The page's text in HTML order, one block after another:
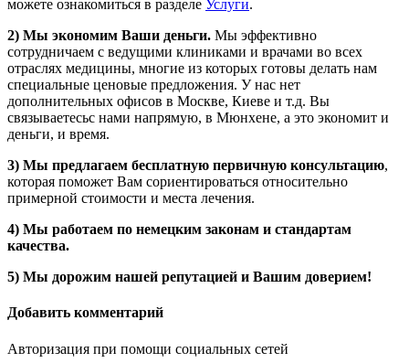
можете ознакомиться в разделе Услуги.
2) Мы экономим Ваши деньги. Мы эффективно
сотрудничаем с ведущими клиниками и врачами во всех
отраслях медицины, многие из которых готовы делать нам
специальные ценовые предложения. У нас нет
дополнительных офисов в Москве, Киеве и т.д. Вы
связываетесьс нами напрямую, в Мюнхене, а это экономит и
деньги, и время.
3) Мы предлагаем бесплатную первичную консультацию,
которая поможет Вам сориентироваться относительно
примерной стоимости и места лечения.
4) Мы работаем по немецким законам и стандартам
качества.
5) Мы дорожим нашей репутацией и Вашим доверием!
Добавить комментарий
Авторизация при помощи социальных сетей